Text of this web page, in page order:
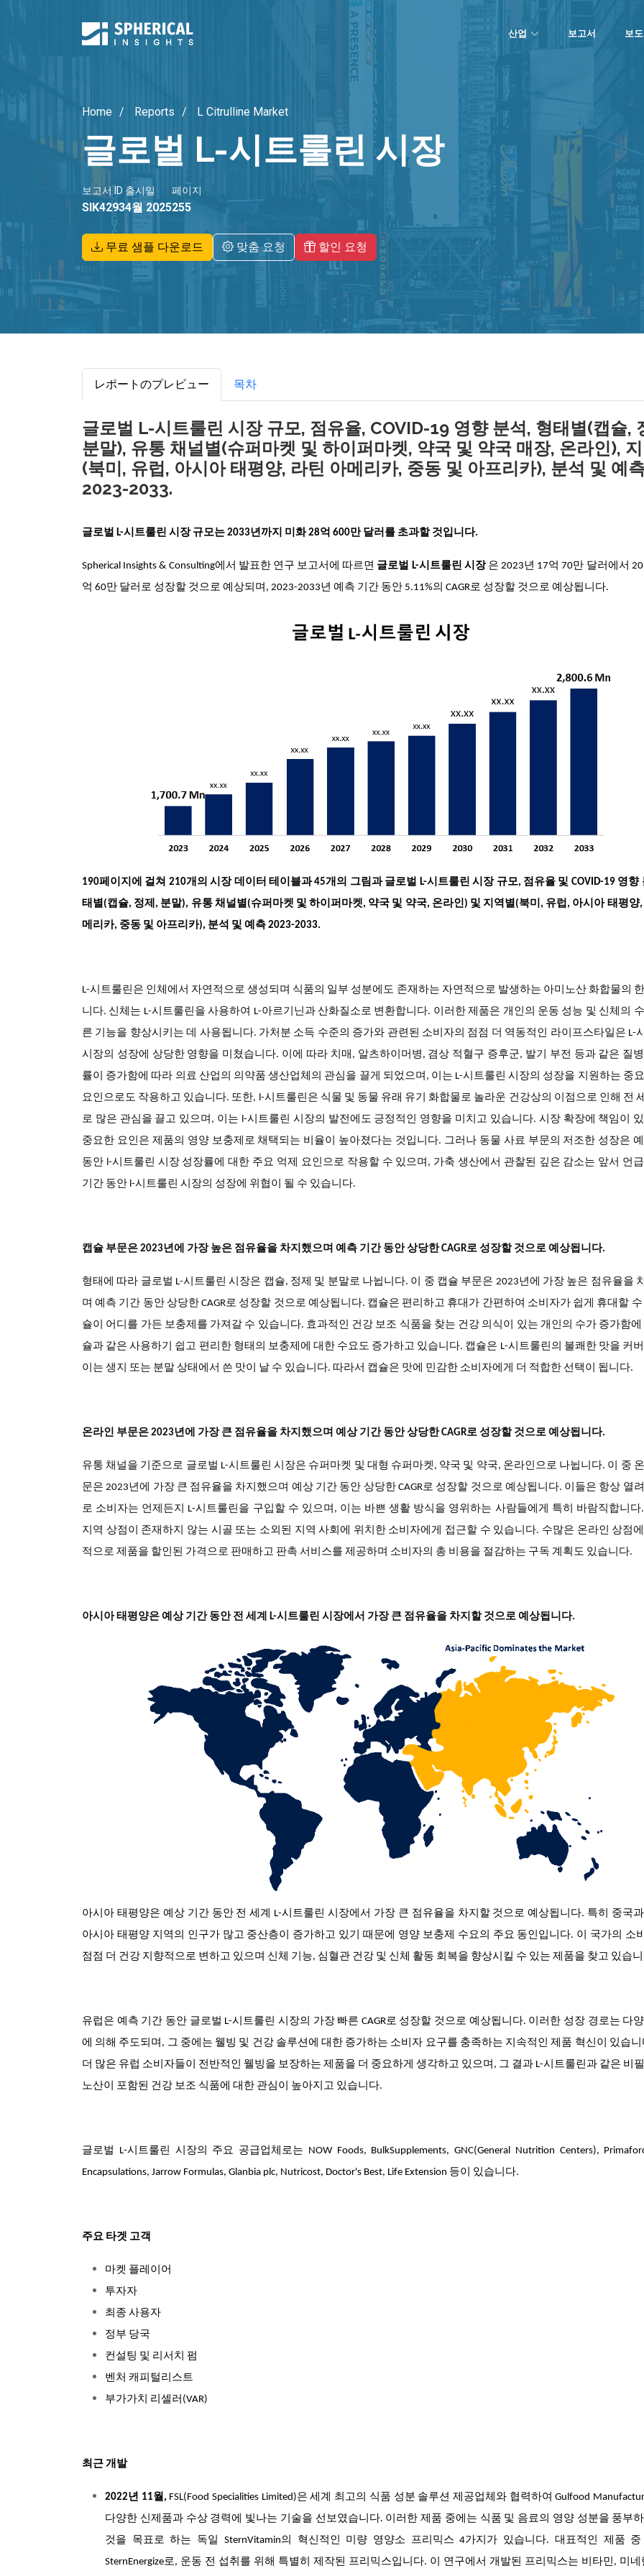
산업 보고서 보
Home Reports L Citrulline Market
글로벌 L-시트룰린 시장
보고서 ID
SIK4293
출시일
4월 2025
페이지
255
무료 샘플 다운로드 맞춤 요청 할인 요청
レポートのプレビュー 목차
글로벌 L-시트룰린 시장 규모, 점유율, COVID-19 영향 분석, 형태별(캡슐,
분말), 유통 채널별(슈퍼마켓 및 하이퍼마켓, 약국 및 약국 매장, 온라인),
(북미, 유럽, 아시아 태평양, 라틴 아메리카, 중동 및 아프리카), 분석 및 예
2023-2033.
글로벌 L-시트룰린 시장 규모는 2033년까지 미화 28억 600만 달러를 초과할 것입니다.
Spherical Insights & Consulting에서 발표한 연구 보고서에 따르면 글로벌 L-시트룰린 시장 은 2023년 17억 70만 달러에서
억 60만 달러로 성장할 것으로 예상되며, 2023-2033년 예측 기간 동안 5.11%의 CAGR로 성장할 것으로 예상됩니다.
190페이지에 걸쳐 210개의 시장 데이터 테이블과 45개의 그림과 글로벌 L-시트룰린 시장 규모, 점유율 및 COVID-19 영향
태별(캡슐, 정제, 분말), 유통 채널별(슈퍼마켓 및 하이퍼마켓, 약국 및 약국, 온라인) 및 지역별(북미, 유럽, 아시아 태평양
메리카, 중동 및 아프리카), 분석 및 예측 2023-2033.
L-시트룰린은 인체에서 자연적으로 생성되며 식품의 일부 성분에도 존재하는 자연적으로 발생하는 아미노산 화합물의
니다. 신체는 L-시트룰린을 사용하여 L-아르기닌과 산화질소로 변환합니다. 이러한 제품은 개인의 운동 성능 및 신체의
른 기능을 향상시키는 데 사용됩니다. 가처분 소득 수준의 증가와 관련된 소비자의 점점 더 역동적인 라이프스타일은 L-
시장의 성장에 상당한 영향을 미쳤습니다. 이에 따라 치매, 알츠하이머병, 겸상 적혈구 증후군, 발기 부전 등과 같은 질
률이 증가함에 따라 의료 산업의 의약품 생산업체의 관심을 끌게 되었으며, 이는 L-시트룰린 시장의 성장을 지원하는 중
요인으로도 작용하고 있습니다. 또한, l-시트룰린은 식물 및 동물 유래 유기 화합물로 놀라운 건강상의 이점으로 인해 전
로 많은 관심을 끌고 있으며, 이는 l-시트룰린 시장의 발전에도 긍정적인 영향을 미치고 있습니다. 시장 확장에 책임이
중요한 요인은 제품의 영양 보충제로 채택되는 비율이 높아졌다는 것입니다. 그러나 동물 사료 부문의 저조한 성장은
동안 l-시트룰린 시장 성장률에 대한 주요 억제 요인으로 작용할 수 있으며, 가축 생산에서 관찰된 깊은 감소는 앞서 언
기간 동안 l-시트룰린 시장의 성장에 위협이 될 수 있습니다.
캡슐 부문은 2023년에 가장 높은 점유율을 차지했으며 예측 기간 동안 상당한 CAGR로 성장할 것으로 예상됩니다.
형태에 따라 글로벌 L-시트룰린 시장은 캡슐, 정제 및 분말로 나뉩니다. 이 중 캡슐 부문은 2023년에 가장 높은 점유율을
며 예측 기간 동안 상당한 CAGR로 성장할 것으로 예상됩니다. 캡슐은 편리하고 휴대가 간편하여 소비자가 쉽게 휴대할 수
슐이 어디를 가든 보충제를 가져갈 수 있습니다. 효과적인 건강 보조 식품을 찾는 건강 의식이 있는 개인의 수가 증가함에
슐과 같은 사용하기 쉽고 편리한 형태의 보충제에 대한 수요도 증가하고 있습니다. 캡슐은 L-시트룰린의 불쾌한 맛을 커
이는 생지 또는 분말 상태에서 쓴 맛이 날 수 있습니다. 따라서 캡슐은 맛에 민감한 소비자에게 더 적합한 선택이 됩니다.
온라인 부문은 2023년에 가장 큰 점유율을 차지했으며 예상 기간 동안 상당한 CAGR로 성장할 것으로 예상됩니다.
유통 채널을 기준으로 글로벌 L-시트룰린 시장은 슈퍼마켓 및 대형 슈퍼마켓, 약국 및 약국, 온라인으로 나뉩니다. 이 중
문은 2023년에 가장 큰 점유율을 차지했으며 예상 기간 동안 상당한 CAGR로 성장할 것으로 예상됩니다. 이들은 항상 열
로 소비자는 언제든지 L-시트룰린을 구입할 수 있으며, 이는 바쁜 생활 방식을 영위하는 사람들에게 특히 바람직합니다
지역 상점이 존재하지 않는 시골 또는 소외된 지역 사회에 위치한 소비자에게 접근할 수 있습니다. 수많은 온라인 상점에
적으로 제품을 할인된 가격으로 판매하고 판촉 서비스를 제공하며 소비자의 총 비용을 절감하는 구독 계획도 있습니다.
아시아 태평양은 예상 기간 동안 전 세계 L-시트룰린 시장에서 가장 큰 점유율을 차지할 것으로 예상됩니다.
아시아 태평양은 예상 기간 동안 전 세계 L-시트룰린 시장에서 가장 큰 점유율을 차지할 것으로 예상됩니다. 특히 중국
아시아 태평양 지역의 인구가 많고 중산층이 증가하고 있기 때문에 영양 보충제 수요의 주요 동인입니다. 이 국가의 소
점점 더 건강 지향적으로 변하고 있으며 신체 기능, 심혈관 건강 및 신체 활동 회복을 향상시킬 수 있는 제품을 찾고 있습
유럽은 예측 기간 동안 글로벌 L-시트룰린 시장의 가장 빠른 CAGR로 성장할 것으로 예상됩니다. 이러한 성장 경로는 다
에 의해 주도되며, 그 중에는 웰빙 및 건강 솔루션에 대한 증가하는 소비자 요구를 충족하는 지속적인 제품 혁신이 있습니
더 많은 유럽 소비자들이 전반적인 웰빙을 보장하는 제품을 더 중요하게 생각하고 있으며, 그 결과 L-시트룰린과 같은 비필
노산이 포함된 건강 보조 식품에 대한 관심이 높아지고 있습니다.
글로벌 L-시트룰린 시장의 주요 공급업체로는 NOW Foods, BulkSupplements, GNC(General Nutrition Centers),
Encapsulations, Jarrow Formulas, Glanbia plc, Nutricost, Doctor's Best, Life Extension 등이 있습니다.
주요 타겟 고객
마켓 플레이어
투자자
최종 사용자
정부 당국
컨설팅 및 리서치 펌
벤처 캐피털리스트
부가가치 리셀러(VAR)
최근 개발
2022년 11월, FSL(Food Specialities Limited)은 세계 최고의 식품 성분 솔루션 제공업체와 협력하여 Gulfood
다양한 신제품과 수상 경력에 빛나는 기술을 선보였습니다. 이러한 제품 중에는 식품 및 음료의 영양 성분을 풍부
것을 목표로 하는 독일 SternVitamin의 혁신적인 미량 영양소 프리믹스 4가지가 있습니다. 대표적인 제품 중
SternEnergize로, 운동 전 섭취를 위해 특별히 제작된 프리믹스입니다. 이 연구에서 개발된 프리믹스는 비타민, 미네